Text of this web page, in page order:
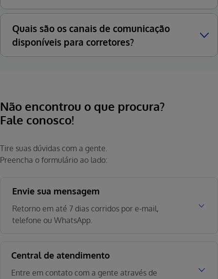
Quais são os canais de comunicação
disponíveis para corretores?
Não encontrou o que procura?
Fale conosco!
Tire suas dúvidas com a gente.
Preencha o formulário ao lado:
Envie sua mensagem
Retorno em até 7 dias corridos por e-mail,
telefone ou WhatsApp.
Central de atendimento
Entre em contato com a gente através de